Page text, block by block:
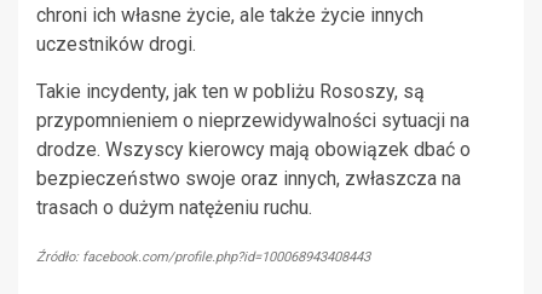
chroni ich własne życie, ale także życie innych
uczestników drogi.
Takie incydenty, jak ten w pobliżu Rososzy, są
przypomnieniem o nieprzewidywalności sytuacji na
drodze. Wszyscy kierowcy mają obowiązek dbać o
bezpieczeństwo swoje oraz innych, zwłaszcza na
trasach o dużym natężeniu ruchu.
Źródło: facebook.com/profile.php?id=100068943408443